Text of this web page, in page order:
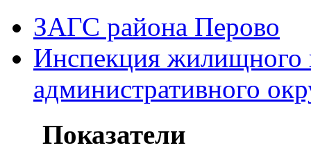
ЗАГС района Перово
Инспекция
административного
Показатели